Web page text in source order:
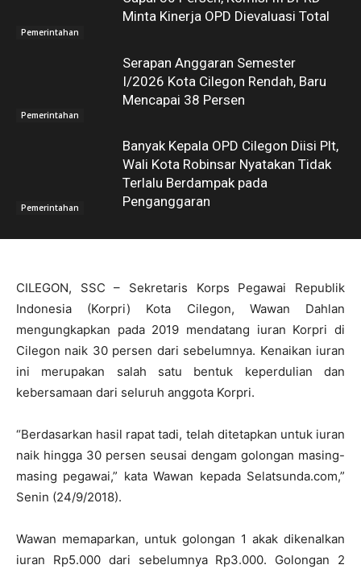
Pemerintahan
Minta Kinerja OPD Dievaluasi Total
Pemerintahan
Serapan Anggaran Semester
I/2026 Kota Cilegon Rendah, Baru
Mencapai 38 Persen
Pemerintahan
Banyak Kepala OPD Cilegon Diisi Plt,
Wali Kota Robinsar Nyatakan Tidak
Terlalu Berdampak pada
Penganggaran
CILEGON, SSC – Sekretaris Korps Pegawai Republik
Indonesia (Korpri) Kota Cilegon, Wawan Dahlan
mengungkapkan pada 2019 mendatang iuran Korpri di
Cilegon naik 30 persen dari sebelumnya. Kenaikan iuran
ini merupakan salah satu bentuk keperdulian dan
kebersamaan dari seluruh anggota Korpri.
“Berdasarkan hasil rapat tadi, telah ditetapkan untuk iuran
naik hingga 30 persen seusai dengam golongan masing-
masing pegawai,” kata Wawan kepada Selatsunda.com,”
Senin (24/9/2018).
Wawan memaparkan, untuk golongan 1 akak dikenalkan
iuran Rp5.000 dari sebelumnya Rp3.000. Golongan 2